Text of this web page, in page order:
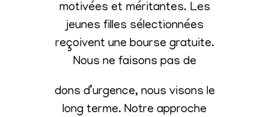
motivées et méritantes. Les
jeunes filles sélectionnées
reçoivent une bourse gratuite.
Nous ne faisons pas de
dons d’urgence, nous visons le
long terme. Notre approche